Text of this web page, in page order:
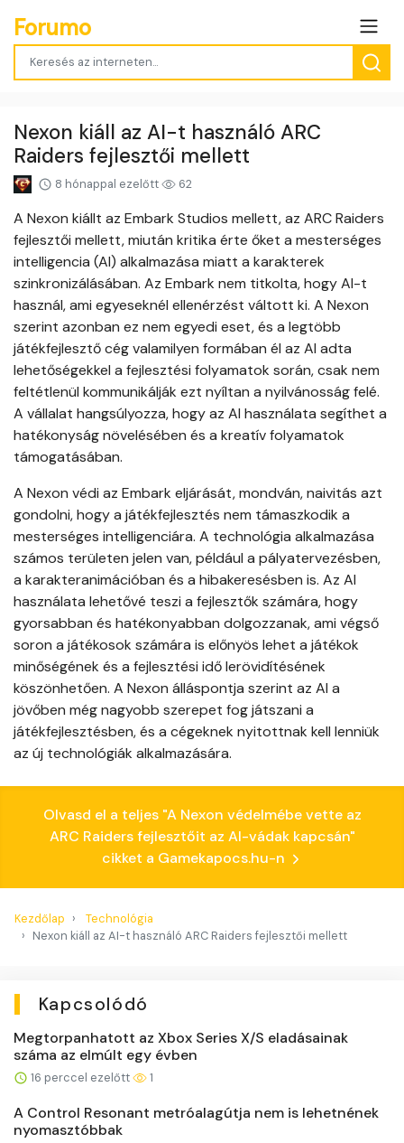
Forumo
Nexon kiáll az AI-t használó ARC
Raiders fejlesztői mellett
8 hónappal ezelőtt 62
A Nexon kiállt az Embark Studios mellett, az ARC Raiders
fejlesztői mellett, miután kritika érte őket a mesterséges
intelligencia (AI) alkalmazása miatt a karakterek
szinkronizálásában. Az Embark nem titkolta, hogy AI-t
használ, ami egyeseknél ellenérzést váltott ki. A Nexon
szerint azonban ez nem egyedi eset, és a legtöbb
játékfejlesztő cég valamilyen formában él az AI adta
lehetőségekkel a fejlesztési folyamatok során, csak nem
feltétlenül kommunikálják ezt nyíltan a nyilvánosság felé.
A vállalat hangsúlyozza, hogy az AI használata segíthet a
hatékonyság növelésében és a kreatív folyamatok
támogatásában.
A Nexon védi az Embark eljárását, mondván, naivitás azt
gondolni, hogy a játékfejlesztés nem támaszkodik a
mesterséges intelligenciára. A technológia alkalmazása
számos területen jelen van, például a pályatervezésben,
a karakteranimációban és a hibakeresésben is. Az AI
használata lehetővé teszi a fejlesztők számára, hogy
gyorsabban és hatékonyabban dolgozzanak, ami végső
soron a játékosok számára is előnyös lehet a játékok
minőségének és a fejlesztési idő lerövidítésének
köszönhetően. A Nexon álláspontja szerint az AI a
jövőben még nagyobb szerepet fog játszani a
játékfejlesztésben, és a cégeknek nyitottnak kell lenniük
az új technológiák alkalmazására.
Olvasd el a teljes "A Nexon védelmébe vette az
ARC Raiders fejlesztőit az AI-vádak kapcsán"
cikket a Gamekapocs.hu-n
Kezdőlap
Technológia
Nexon kiáll az AI-t használó ARC Raiders fejlesztői mellett
Kapcsolódó
Megtorpanhatott az Xbox Series X/S eladásainak
száma az elmúlt egy évben
16 perccel ezelőtt 1
A Control Resonant metróalagútja nem is lehetnének
nyomasztóbbak